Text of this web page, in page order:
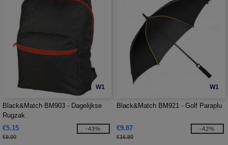
W1
Black&Match BM903 - Dagelijkse
Rugzak
€5.15
€9.00
-43%
W1
Black&Match BM921 - Golf Paraplu
€9.87
€16.90
-42%